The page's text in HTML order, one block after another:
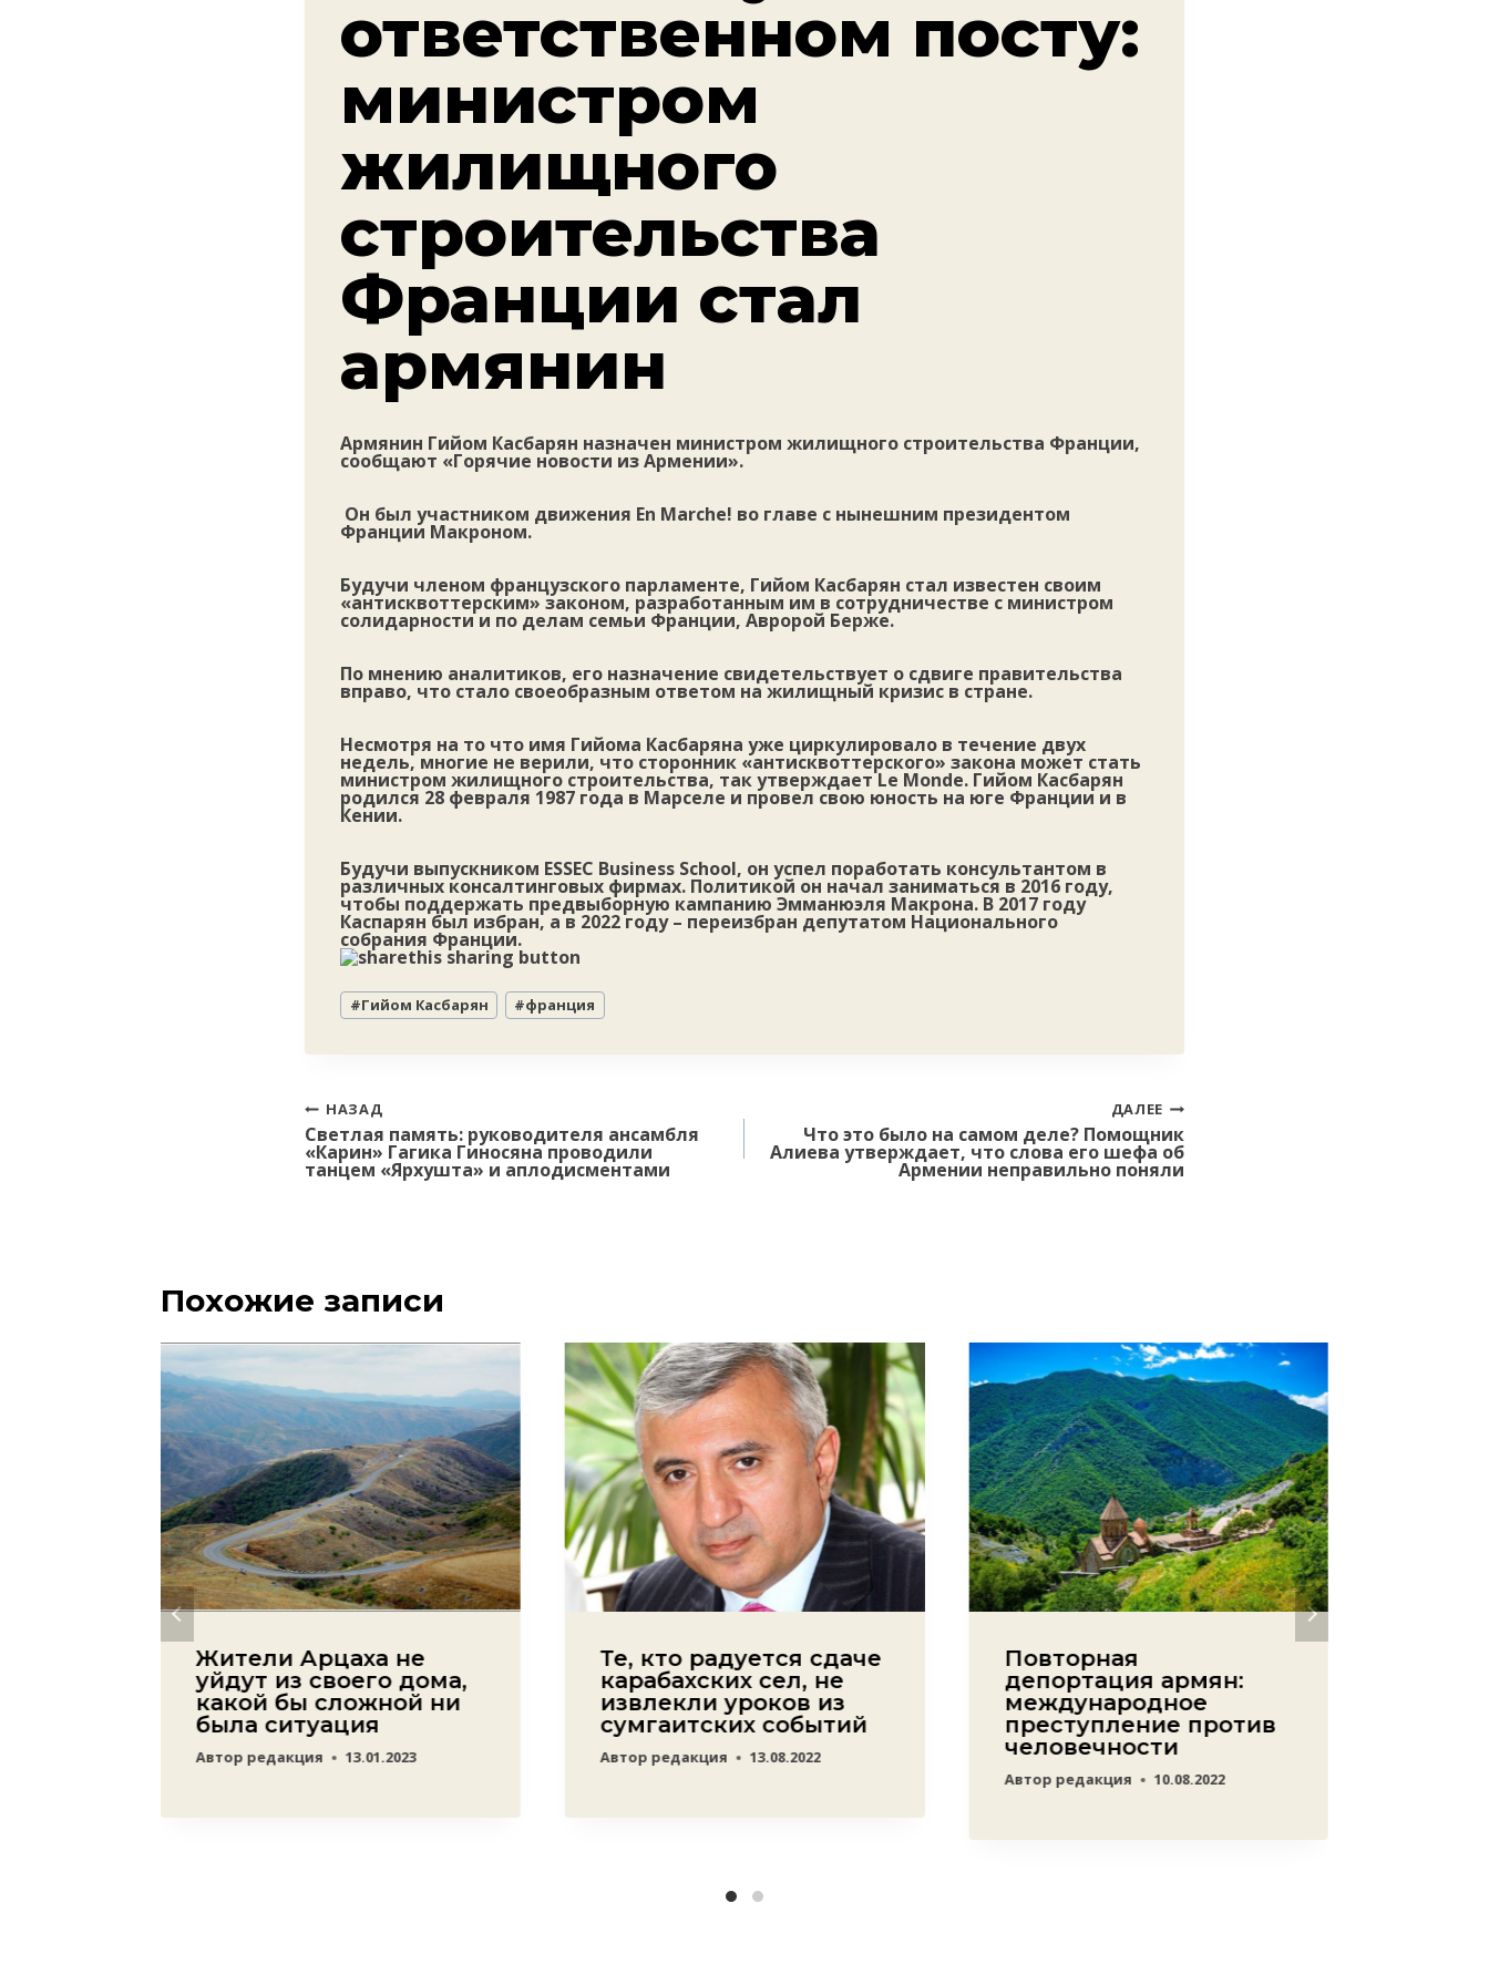
ответственном посту:
министром
жилищного
строительства
Франции стал
армянин
Армянин Гийом Касбарян назначен министром жилищного строительства Франции,
сообщают «Горячие новости из Армении».
Он был участником движения En Marche! во главе с нынешним президентом
Франции Макроном.
Будучи членом французского парламенте, Гийом Касбарян стал известен своим
«антисквоттерским» законом, разработанным им в сотрудничестве с министром
солидарности и по делам семьи Франции, Авророй Берже.
По мнению аналитиков, его назначение свидетельствует о сдвиге правительства
вправо, что стало своеобразным ответом на жилищный кризис в стране.
Несмотря на то что имя Гийома Касбаряна уже циркулировало в течение двух
недель, многие не верили, что сторонник «антисквоттерского» закона может стать
министром жилищного строительства, так утверждает Le Monde. Гийом Касбарян
родился 28 февраля 1987 года в Марселе и провел свою юность на юге Франции и в
Кении.
Будучи выпускником ESSEC Business School, он успел поработать консультантом в
различных консалтинговых фирмах. Политикой он начал заниматься в 2016 году,
чтобы поддержать предвыборную кампанию Эмманюэля Макрона. В 2017 году
Каспарян был избран, а в 2022 году – переизбран депутатом Национального
собрания Франции.
Метки
записи:
#Гийом Касбарян #франция
Навигация
по
записям
НАЗАД
Светлая память: руководителя ансамбля
«Карин» Гагика Гиносяна проводили
танцем «Ярхушта» и аплодисментами
ДАЛЕЕ
Что это было на самом деле? Помощник
Алиева утверждает, что слова его шефа об
Армении неправильно поняли
Похожие записи
Жители Арцаха не
уйдут из своего дома,
какой бы сложной ни
была ситуация
Автор редакция 13.01.2023
Те, кто радуется сдаче
карабахских сел, не
извлекли уроков из
сумгаитских событий
Автор редакция 13.08.2022
Повторная
депортация армян:
международное
преступление против
человечности
Автор редакция 10.08.2022